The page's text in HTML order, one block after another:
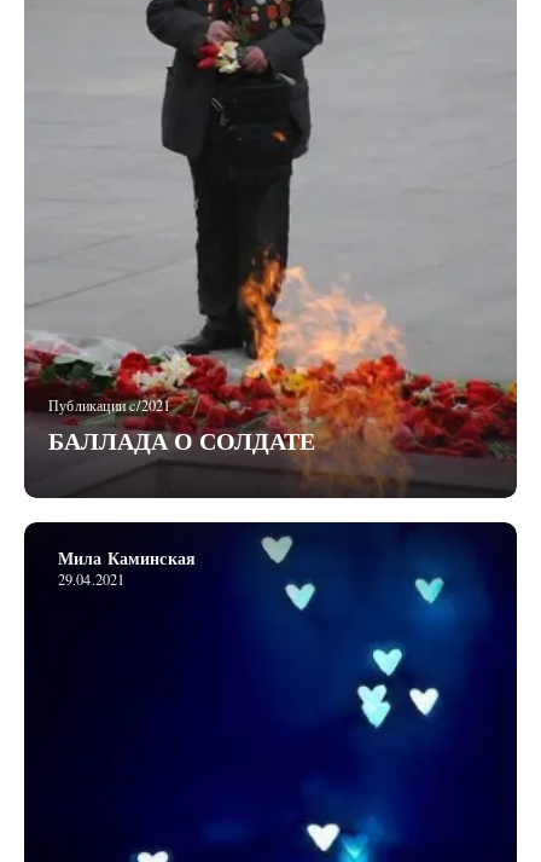
Публикации c/2021
БАЛЛАДА О СОЛДАТЕ
Мила Каминская
29.04.2021